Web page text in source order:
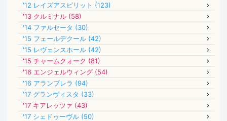
'12 レイズアスピリット (123)
'13 クルミナル (58)
'14 ファルセータ (30)
'15 フェールデクール (42)
'15 レヴェンスホール (42)
'15 チャームクォーク (81)
'16 エンジェルウィング (54)
'16 アランブレラ (94)
'17 グランヴィスタ (33)
'17 キアレッツァ (43)
'17 シェドゥーヴル (50)